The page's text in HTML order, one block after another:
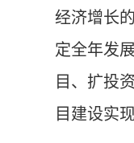
经济增长
定全年发
目、扩投
目建设实